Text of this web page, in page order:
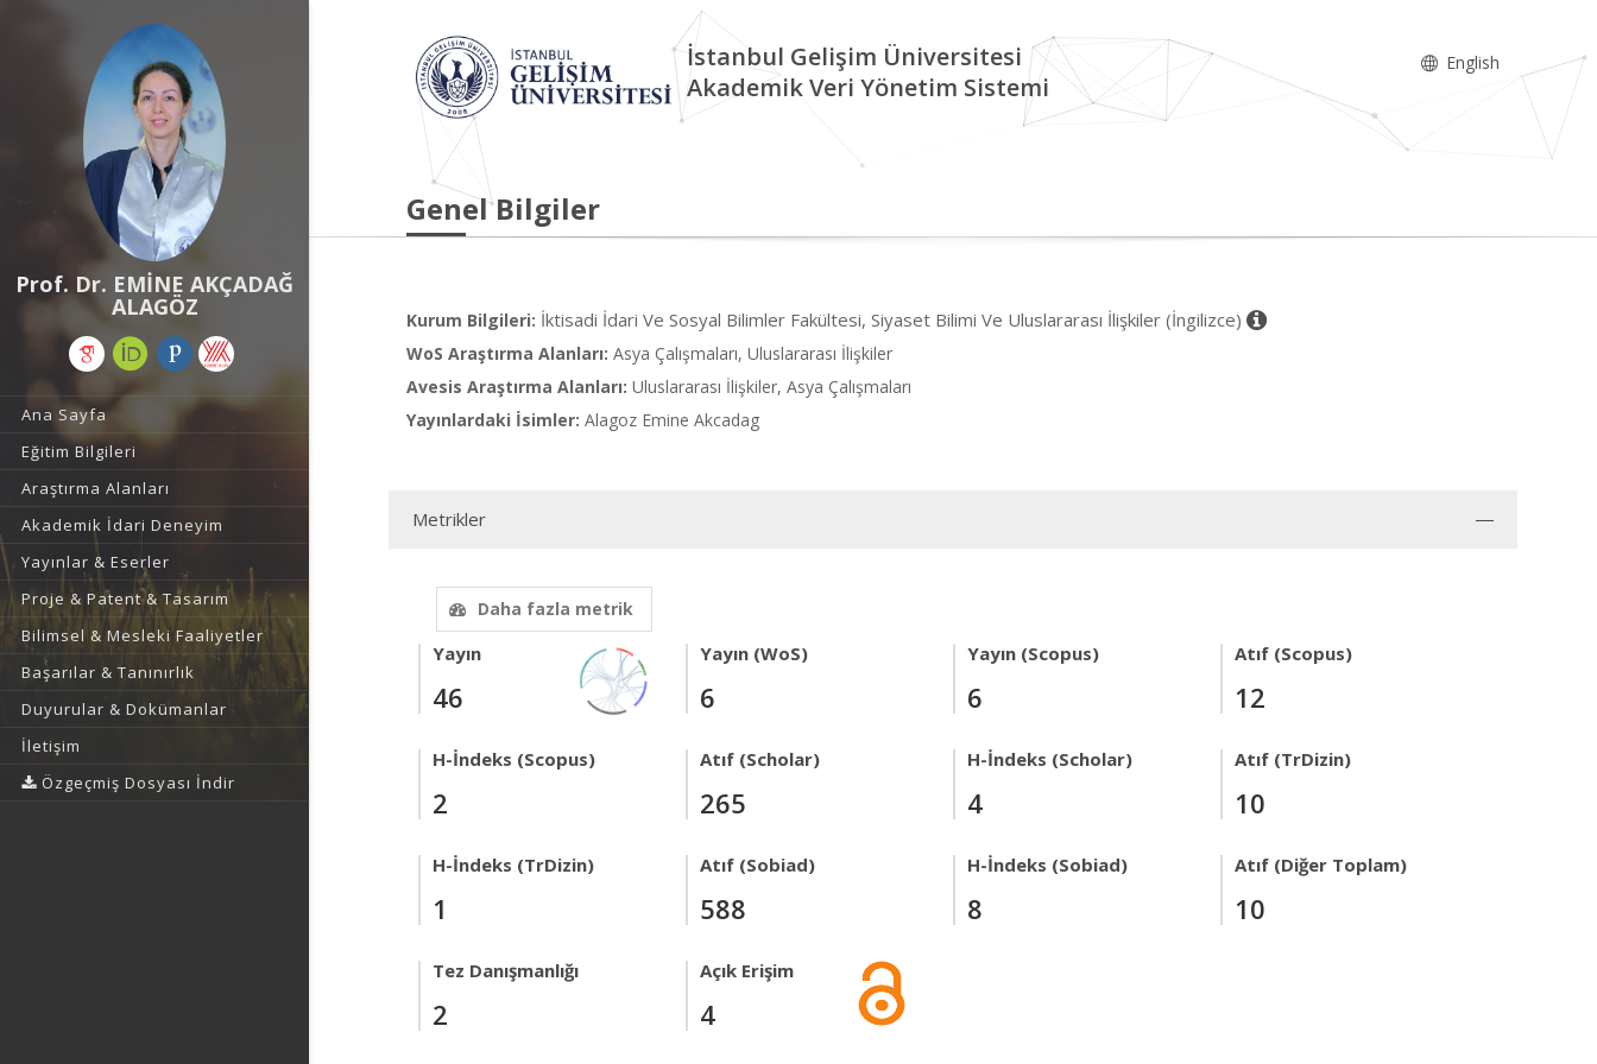
Prof. Dr. EMİNE AKÇADAĞ
ALAGÖZ
Ana Sayfa
Eğitim Bilgileri
Araştırma Alanları
Akademik İdari Deneyim
Yayınlar & Eserler
Proje & Patent & Tasarım
Bilimsel & Mesleki Faaliyetler
Başarılar & Tanınırlık
Duyurular & Dokümanlar
İletişim
Özgeçmiş Dosyası İndir
İstanbul Gelişim Üniversitesi
Akademik Veri Yönetim Sistemi
English
Genel Bilgiler
Kurum Bilgileri: İktisadi İdari Ve Sosyal Bilimler Fakültesi, Siyaset Bilimi Ve Uluslararası İlişkiler (İngilizce)
WoS Araştırma Alanları: Asya Çalışmaları, Uluslararası İlişkiler
Avesis Araştırma Alanları: Uluslararası İlişkiler, Asya Çalışmaları
Yayınlardaki İsimler: Alagoz Emine Akcadag
Metrikler
Daha fazla metrik
Yayın
46
Yayın (WoS)
6
Yayın (Scopus)
6
Atıf (Scopus)
12
H-İndeks (Scopus)
2
Atıf (Scholar)
265
H-İndeks (Scholar)
4
Atıf (TrDizin)
10
H-İndeks (TrDizin)
1
Atıf (Sobiad)
588
H-İndeks (Sobiad)
8
Atıf (Diğer Toplam)
10
Tez Danışmanlığı
2
Açık Erişim
4